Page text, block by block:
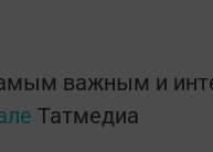
важным и
Татмедиа